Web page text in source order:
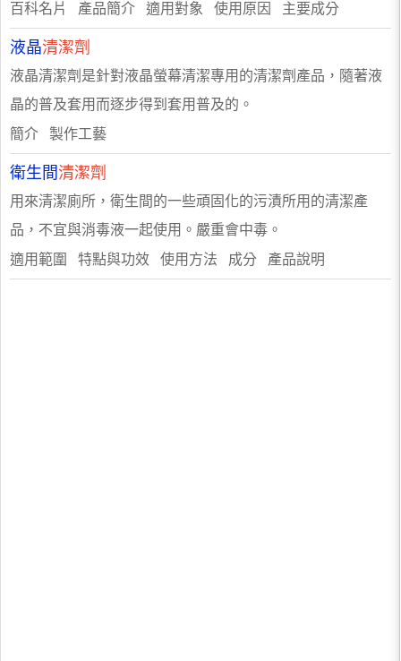
百科名片 產品簡介 適用對象 使用原因 主要成分
液晶清潔劑
液晶清潔劑是針對液晶螢幕清潔專用的清潔劑產品，隨著液
晶的普及套用而逐步得到套用普及的。
簡介 製作工藝
衛生間清潔劑
用來清潔廁所，衛生間的一些頑固化的污漬所用的清潔產
品，不宜與消毒液一起使用。嚴重會中毒。
適用範圍 特點與功效 使用方法 成分 產品說明